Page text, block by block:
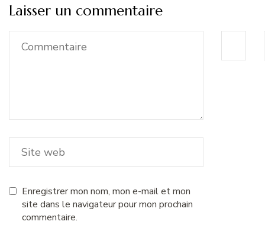
Laisser un commentaire
Enregistrer mon nom, mon e-mail et mon
site dans le navigateur pour mon prochain
commentaire.